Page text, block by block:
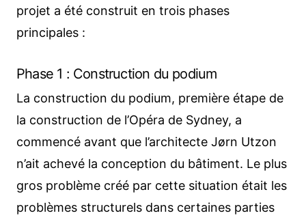
projet a été construit en trois phases
principales :
Phase 1 : Construction du podium
La construction du podium, première étape de
la construction de l’Opéra de Sydney, a
commencé avant que l’architecte Jørn Utzon
n’ait achevé la conception du bâtiment. Le plus
gros problème créé par cette situation était les
problèmes structurels dans certaines parties